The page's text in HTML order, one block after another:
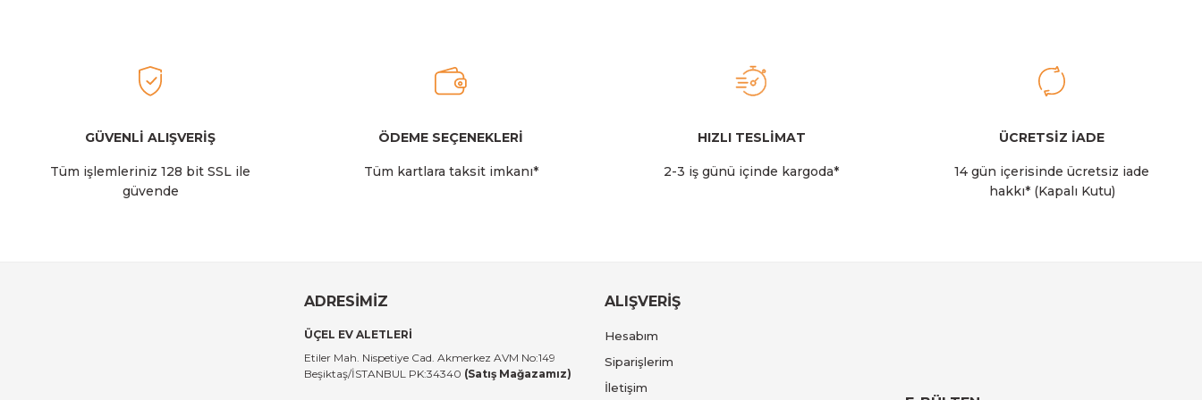
Stanley
14.999,00 TL
GÜVENLİ ALIŞVERİŞ
Tüm işlemleriniz 128 bit SSL ile
güvende
ÖDEME SEÇENEKLERİ
Tüm kartlara taksit imkanı*
HIZLI TESLİMAT
2-3 iş günü içinde kargoda*
ÜCRETSİZ İADE
14 gün içerisinde ücretsiz iade
hakkı* (Kapalı Kutu)
ADRESİMİZ
ÜÇEL EV ALETLERİ
Etiler Mah. Nispetiye Cad. Akmerkez AVM No:149
Beşiktaş/İSTANBUL PK:34340 (Satış Mağazamız)
ALIŞVERİŞ
Hesabım
Siparişlerim
İletişim